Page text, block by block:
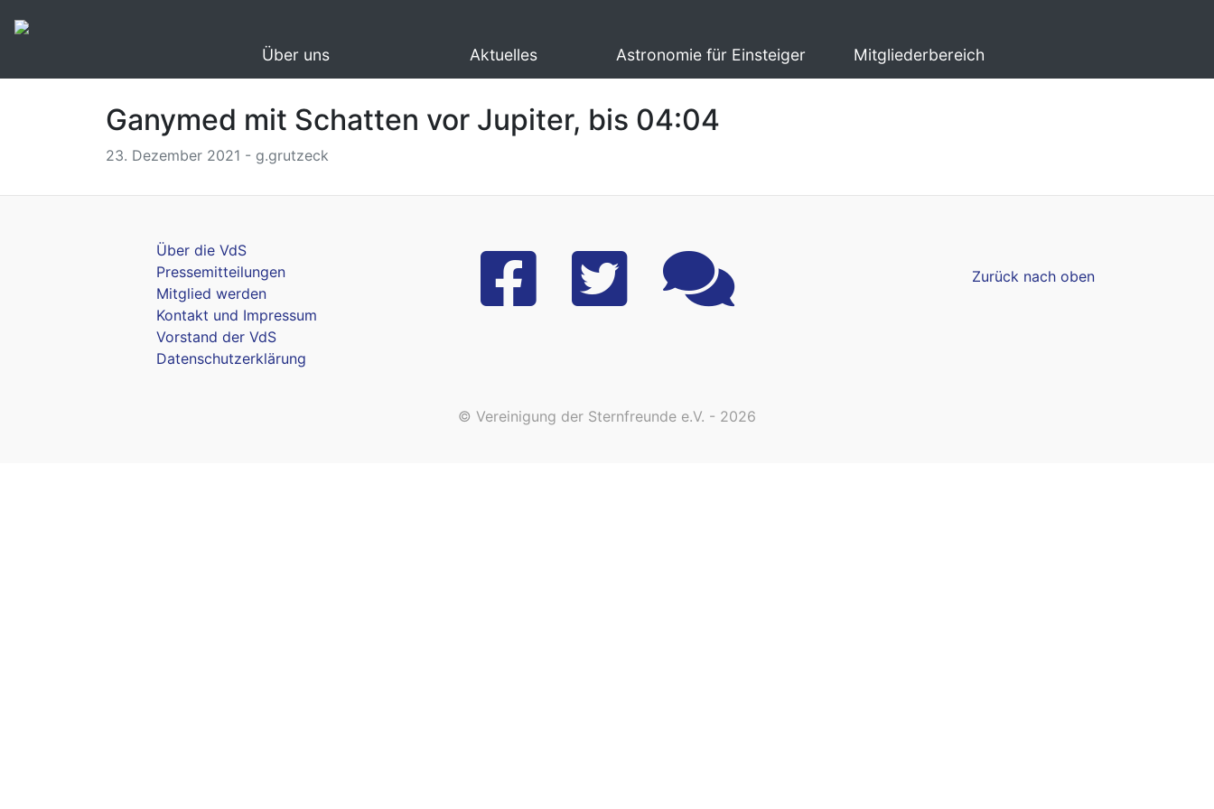
Über uns Aktuelles Astronomie für Einsteiger Mitgliederbereich
Ganymed mit Schatten vor Jupiter, bis 04:04
23. Dezember 2021 - g.grutzeck
Über die VdS
Pressemitteilungen
Mitglied werden
Kontakt und Impressum
Vorstand der VdS
Datenschutzerklärung
Zurück nach oben
© Vereinigung der Sternfreunde e.V. - 2026